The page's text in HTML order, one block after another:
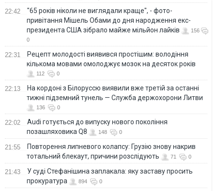
22:42
"65 років ніколи не виглядали краще", - фото-
привітання Мішель Обами до дня народження екс-
президента США зібрало майже мільйон лайків
156
0
22:31
Рецепт молодості виявився простішим: володіння
кількома мовами омолоджує мозок на десяток років
112 0
22:13
На кордоні з Білоруссю виявили вже третій за останні
тижні підземний тунель — Служба держохорони Литви
136 0
22:02
Audi готується до випуску нового покоління
позашляховика Q8
148 0
21:55
Повторення липневого колапсу: Грузію знову накрив
тотальний блекаут, причини розслідують
71 0
21:43
У суді Стефанішина заплакала: яку заставу просить
прокуратура
894 0